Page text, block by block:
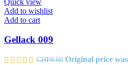
Add to wishlist
Add to cart
Gellack 009
CHF9.60 Original price